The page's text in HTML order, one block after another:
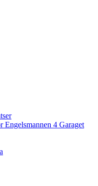
Engelsmannen 4 Garaget